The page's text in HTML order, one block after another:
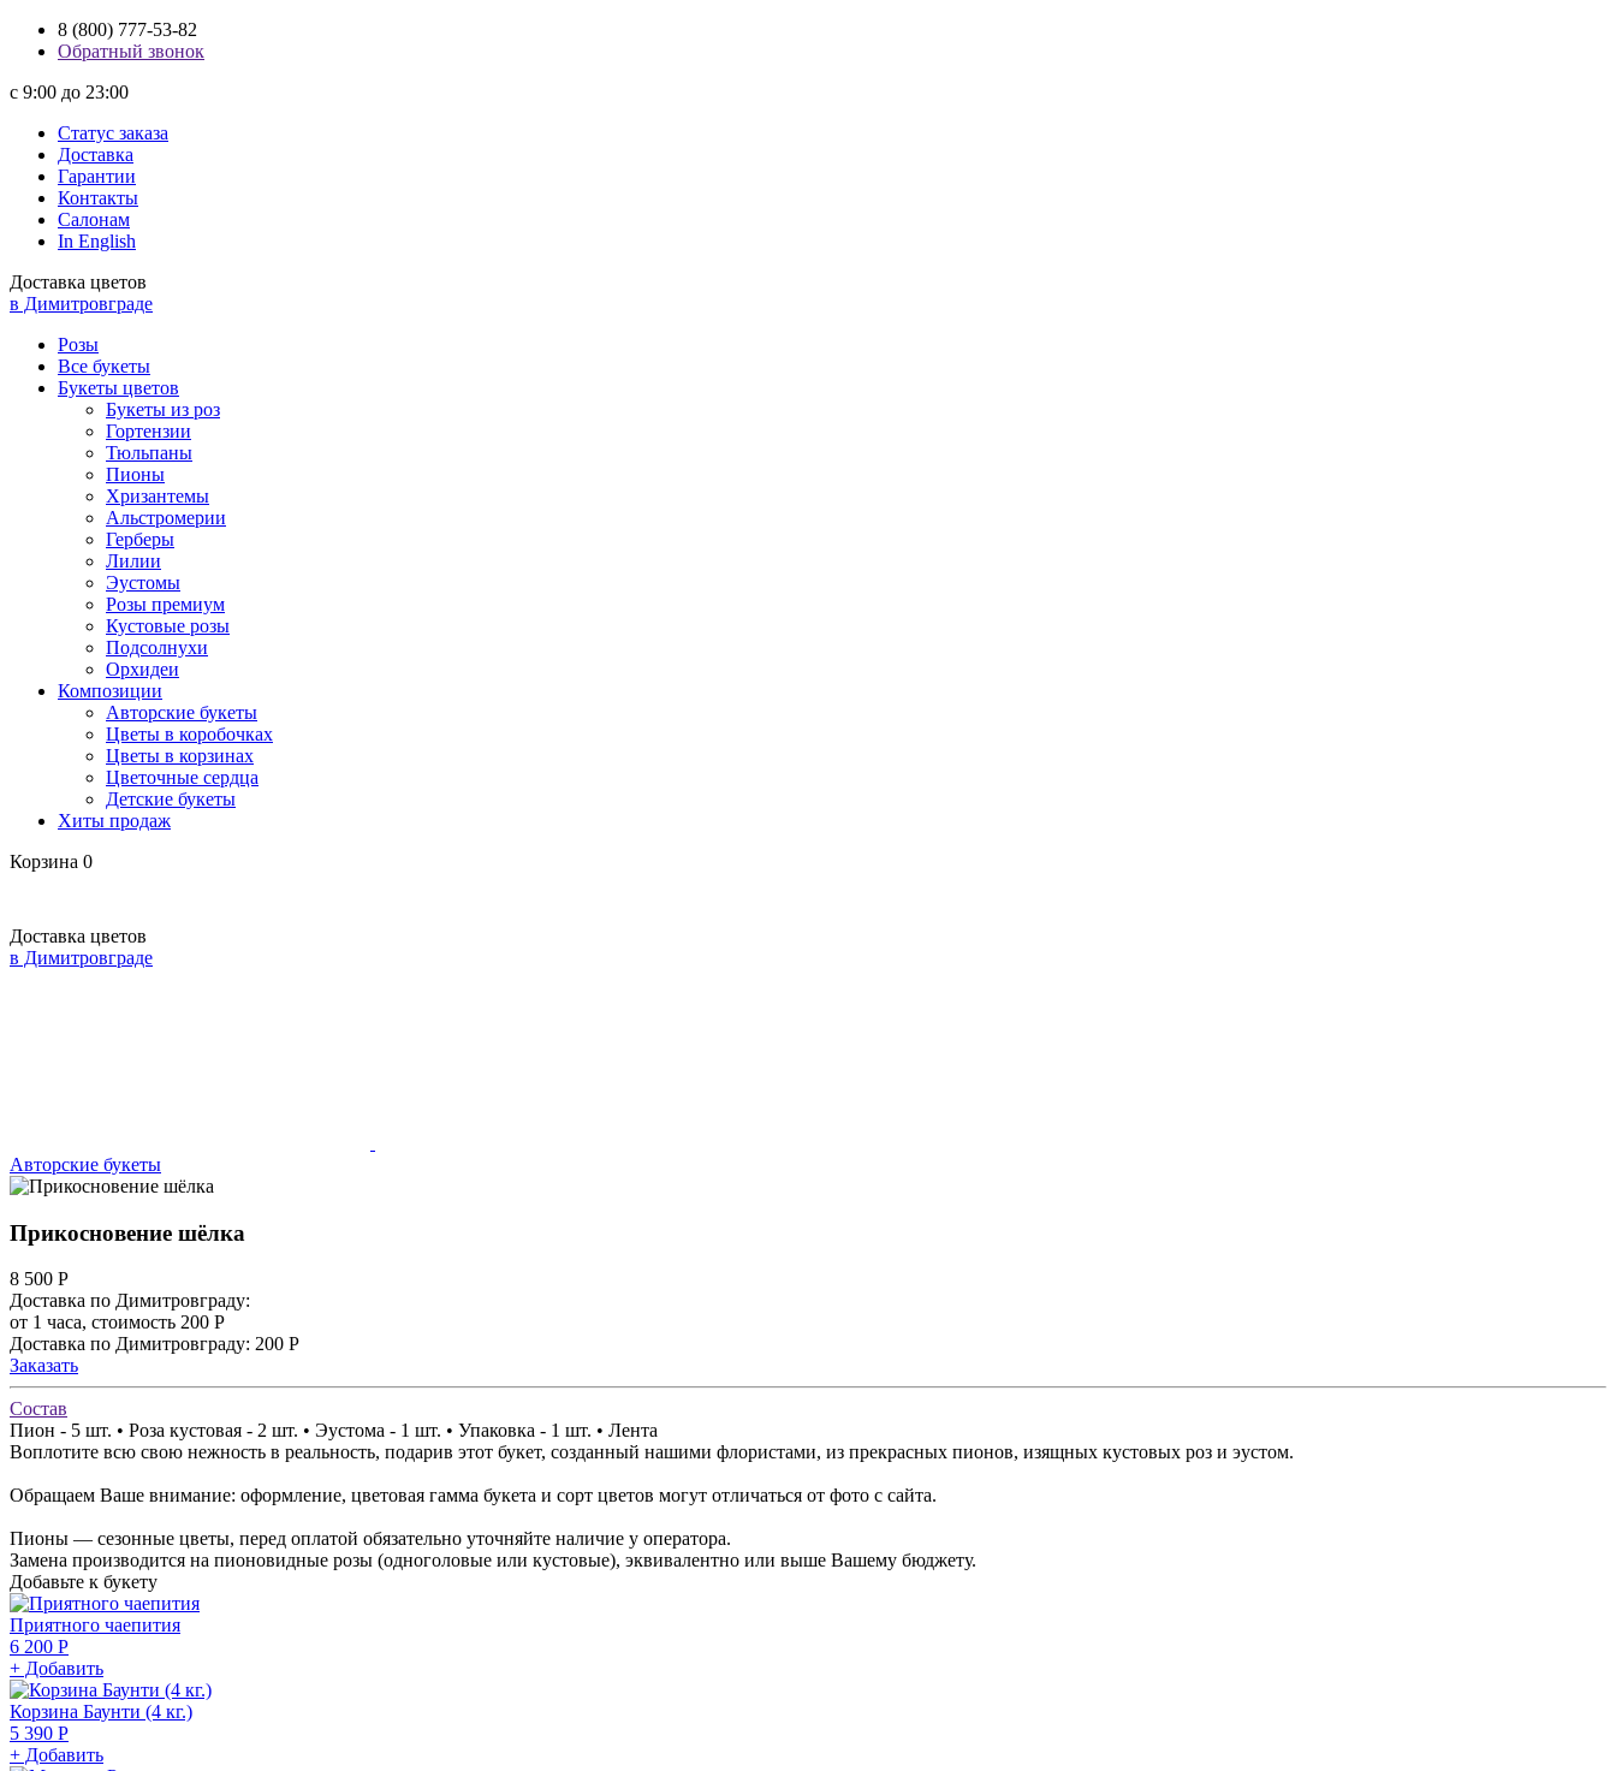
8 (800) 777-53-82
Обратный звонок
с 9:00 до 23:00
Статус заказа
Доставка
Гарантии
Контакты
Салонам
In English
Доставка цветов
в Димитровграде
Розы
Все букеты
Букеты цветов
Букеты из роз
Гортензии
Тюльпаны
Пионы
Хризантемы
Альстромерии
Герберы
Лилии
Эустомы
Розы премиум
Кустовые розы
Подсолнухи
Орхидеи
Композиции
Авторские букеты
Цветы в коробочках
Цветы в корзинах
Цветочные сердца
Детские букеты
Хиты продаж
Корзина 0
Доставка цветов
в Димитровграде
Авторские букеты
Прикосновение шёлка
8 500 Р
Доставка по Димитровграду:
от 1 часа, стоимость 200 Р
Доставка по Димитровграду: 200 Р
Заказать
Состав
Пион - 5 шт. • Роза кустовая - 2 шт. • Эустома - 1 шт. • Упаковка - 1 шт. • Лента
Воплотите всю свою нежность в реальность, подарив этот букет, созданный нашими флористами, из прекрасных пионов, изящных кустовых роз и эустом.
Обращаем Ваше внимание: оформление, цветовая гамма букета и сорт цветов могут отличаться от фото с сайта.
Пионы — сезонные цветы, перед оплатой обязательно уточняйте наличие у оператора.
Замена производится на пионовидные розы (одноголовые или кустовые), эквивалентно или выше Вашему бюджету.
Добавьте к букету
Приятного чаепития
6 200 Р
+ Добавить
Корзина Баунти (4 кг.)
5 390 Р
+ Добавить